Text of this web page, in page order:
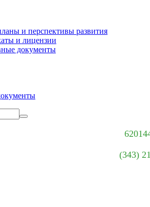
и перспективы развития
и лицензии
документы
(343)